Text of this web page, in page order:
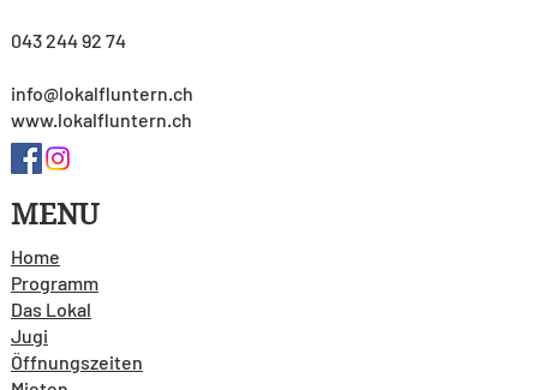
MENU
Home
Programm
Das Lokal
Jugi
Öffnungszeiten
043 244 92 74
info@lokalfluntern.ch
www.lokalfluntern.ch